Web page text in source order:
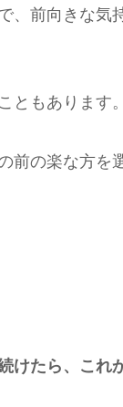
前向きな気
ともあります。
の楽な方を
けたら、これ